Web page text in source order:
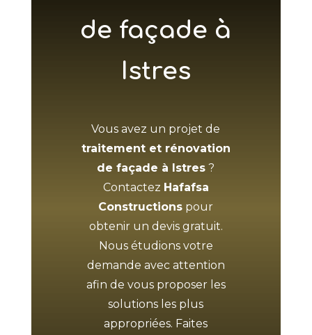
de façade à
Istres
Vous avez un projet de
traitement et rénovation
de façade à Istres ?
Contactez Hafafsa
Constructions pour
obtenir un devis gratuit.
Nous étudions votre
demande avec attention
afin de vous proposer les
solutions les plus
appropriées. Faites